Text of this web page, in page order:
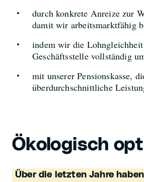
durch konkrete Anreize zur
damit wir arbeitsmarktfähig
indem wir die
Geschäftsstelle vollständig
mit unserer Pensionskasse,
überdurchschnittliche
Ökologisch
Über die letzten Jahre